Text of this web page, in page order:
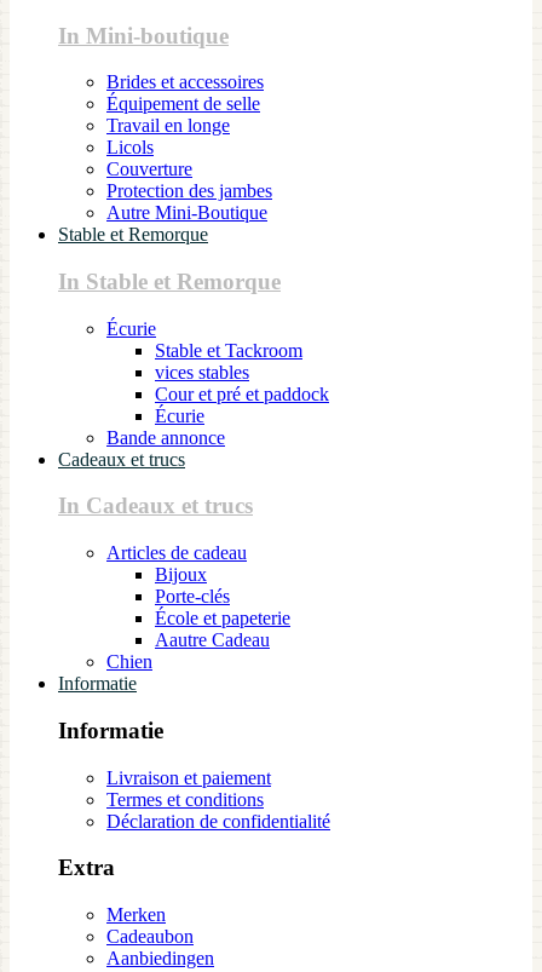
In Mini-boutique
Brides et accessoires
Équipement de selle
Travail en longe
Licols
Couverture
Protection des jambes
Autre Mini-Boutique
Stable et Remorque
In Stable et Remorque
Écurie
Stable et Tackroom
vices stables
Cour et pré et paddock
Écurie
Bande annonce
Cadeaux et trucs
In Cadeaux et trucs
Articles de cadeau
Bijoux
Porte-clés
École et papeterie
Aautre Cadeau
Chien
Informatie
Informatie
Livraison et paiement
Termes et conditions
Déclaration de confidentialité
Extra
Merken
Cadeaubon
Aanbiedingen